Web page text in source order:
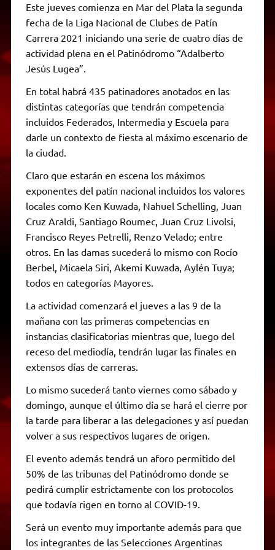
Este jueves comienza en Mar del Plata la segunda
fecha de la Liga Nacional de Clubes de Patín
Carrera 2021 iniciando una serie de cuatro días de
actividad plena en el Patinódromo “Adalberto
Jesús Lugea”.
En total habrá 435 patinadores anotados en las
distintas categorías que tendrán competencia
incluidos Federados, Intermedia y Escuela para
darle un contexto de fiesta al máximo escenario de
la ciudad.
Claro que estarán en escena los máximos
exponentes del patín nacional incluidos los valores
locales como Ken Kuwada, Nahuel Schelling, Juan
Cruz Araldi, Santiago Roumec, Juan Cruz Livolsi,
Francisco Reyes Petrelli, Renzo Velado; entre
otros. En las damas sucederá lo mismo con Rocío
Berbel, Micaela Siri, Akemi Kuwada, Aylén Tuya;
todos en categorías Mayores.
La actividad comenzará el jueves a las 9 de la
mañana con las primeras competencias en
instancias clasificatorias mientras que, luego del
receso del mediodía, tendrán lugar las finales en
extensos días de carreras.
Lo mismo sucederá tanto viernes como sábado y
domingo, aunque el último día se hará el cierre por
la tarde para liberar a las delegaciones y así puedan
volver a sus respectivos lugares de origen.
El evento además tendrá un aforo permitido del
50% de las tribunas del Patinódromo donde se
pedirá cumplir estrictamente con los protocolos
que todavía rigen en torno al COVID-19.
Será un evento muy importante además para que
los integrantes de las Selecciones Argentinas